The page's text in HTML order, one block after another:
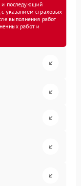
и последующий
указанием страховых
выполнения работ
работ и